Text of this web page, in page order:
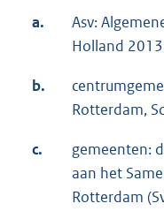
a.
Asv:
Holland
b.
Rotterdam,
c.
gemeenten:
aan het
Rotterdam